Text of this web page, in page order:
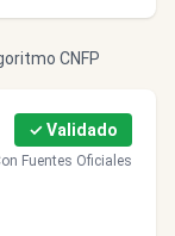
CNFP
✓ Validado
Fuentes Oficiales